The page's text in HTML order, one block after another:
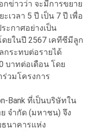
กข่าวว่า จะมีการขยาย
เวลา 5 ปี เป็น 7 ปี เพื่อ
ะกาศอย่างเป็น
ดยในปี 2567 เคทีซีมีลูก
กระทบต่อรายได้
บาทต่อเดือน โดย
วมโครงการ
Bank ที่เป็นบริษัทใน
จำกัด (มหาชน) จึง
นาคารแห่ง